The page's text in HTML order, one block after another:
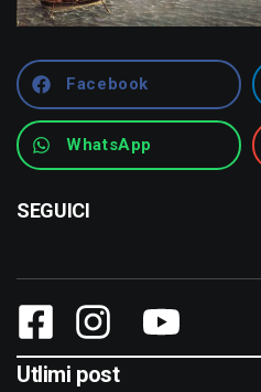
Facebook
WhatsApp
SEGUICI
Utlimi post